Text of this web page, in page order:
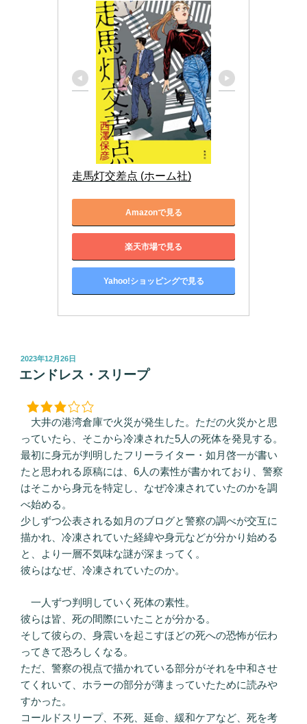
走馬灯交差点 (ホーム社)
Amazonで見る
楽天市場で見る
Yahoo!ショッピングで見る
投
稿
2023年12月26日
エンドレス・スリープ
大井の港湾倉庫で火災が発生した。ただの火災かと思
っていたら、そこから冷凍された5人の死体を発見する。
最初に身元が判明したフリーライター・如月啓一が書い
たと思われる原稿には、6人の素性が書かれており、警察
はそこから身元を特定し、なぜ冷凍されていたのかを調
べ始める。
少しずつ公表される如月のブログと警察の調べが交互に
描かれ、冷凍されていた経緯や身元などが分かり始める
と、より一層不気味な謎が深まってく。
彼らはなぜ、冷凍されていたのか。
一人ずつ判明していく死体の素性。
彼らは皆、死の間際にいたことが分かる。
そして彼らの、身震いを起こすほどの死への恐怖が伝わ
ってきて恐ろしくなる。
ただ、警察の視点で描かれている部分がそれを中和させ
てくれいて、ホラーの部分が薄まっていたために読みや
すかった。
コールドスリープ、不死、延命、緩和ケアなど、死を考